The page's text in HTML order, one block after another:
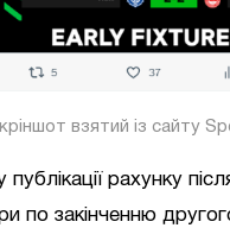
взятий із сайту
публікації рахунку
по закінченню